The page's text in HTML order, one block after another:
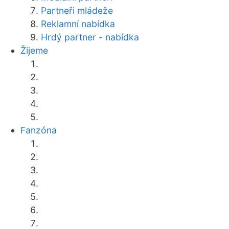
Partneři mládeže
Reklamní nabídka
Hrdý partner - nabídka
Žijeme
Fanzóna